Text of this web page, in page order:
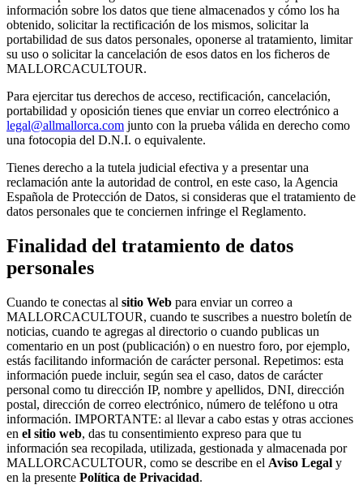
información sobre los datos que tiene almacenados y cómo los ha
obtenido, solicitar la rectificación de los mismos, solicitar la
portabilidad de sus datos personales, oponerse al tratamiento, limitar
su uso o solicitar la cancelación de esos datos en los ficheros de
MALLORCACULTOUR.
Para ejercitar tus derechos de acceso, rectificación, cancelación,
portabilidad y oposición tienes que enviar un correo electrónico a
legal@allmallorca.com junto con la prueba válida en derecho como
una fotocopia del D.N.I. o equivalente.
Tienes derecho a la tutela judicial efectiva y a presentar una
reclamación ante la autoridad de control, en este caso, la Agencia
Española de Protección de Datos, si consideras que el tratamiento de
datos personales que te conciernen infringe el Reglamento.
Finalidad del tratamiento de datos
personales
Cuando te conectas al sitio Web para enviar un correo a
MALLORCACULTOUR, cuando te suscribes a nuestro boletín de
noticias, cuando te agregas al directorio o cuando publicas un
comentario en un post (publicación) o en nuestro foro, por ejemplo,
estás facilitando información de carácter personal. Repetimos: esta
información puede incluir, según sea el caso, datos de carácter
personal como tu dirección IP, nombre y apellidos, DNI, dirección
postal, dirección de correo electrónico, número de teléfono u otra
información. IMPORTANTE: al llevar a cabo estas y otras acciones
en el sitio web, das tu consentimiento expreso para que tu
información sea recopilada, utilizada, gestionada y almacenada por
MALLORCACULTOUR, como se describe en el Aviso Legal y
en la presente Política de Privacidad.